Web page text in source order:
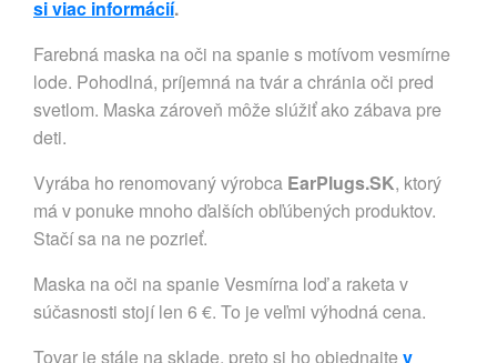
si viac informácií.
Farebná maska na oči na spanie s motívom vesmírne
lode. Pohodlná, príjemná na tvár a chránia oči pred
svetlom. Maska zároveň môže slúžiť ako zábava pre
deti.
Vyrába ho renomovaný výrobca EarPlugs.SK, ktorý
má v ponuke mnoho ďalších obľúbených produktov.
Stačí sa na ne pozrieť.
Maska na oči na spanie Vesmírna loď a raketa v
súčasnosti stojí len 6 €. To je veľmi výhodná cena.
Tovar je stále na sklade, preto si ho objednajte v